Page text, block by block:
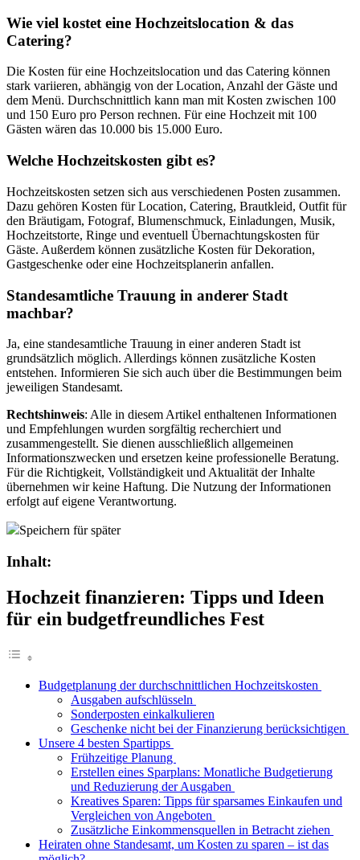
Wie viel kostet eine Hochzeitslocation & das
Catering?
Die Kosten für eine Hochzeitslocation und das Catering können
stark variieren, abhängig von der Location, Anzahl der Gäste und
dem Menü. Durchschnittlich kann man mit Kosten zwischen 100
und 150 Euro pro Person rechnen. Für eine Hochzeit mit 100
Gästen wären das 10.000 bis 15.000 Euro.
Welche Hochzeitskosten gibt es?
Hochzeitskosten setzen sich aus verschiedenen Posten zusammen.
Dazu gehören Kosten für Location, Catering, Brautkleid, Outfit für
den Bräutigam, Fotograf, Blumenschmuck, Einladungen, Musik,
Hochzeitstorte, Ringe und eventuell Übernachtungskosten für
Gäste. Außerdem können zusätzliche Kosten für Dekoration,
Gastgeschenke oder eine Hochzeitsplanerin anfallen.
Standesamtliche Trauung in anderer Stadt
machbar?
Ja, eine standesamtliche Trauung in einer anderen Stadt ist
grundsätzlich möglich. Allerdings können zusätzliche Kosten
entstehen. Informieren Sie sich auch über die Bestimmungen beim
jeweiligen Standesamt.
Rechtshinweis: Alle in diesem Artikel enthaltenen Informationen
und Empfehlungen wurden sorgfältig recherchiert und
zusammengestellt. Sie dienen ausschließlich allgemeinen
Informationszwecken und ersetzen keine professionelle Beratung.
Für die Richtigkeit, Vollständigkeit und Aktualität der Inhalte
übernehmen wir keine Haftung. Die Nutzung der Informationen
erfolgt auf eigene Verantwortung.
Speichern für später
Inhalt:
Hochzeit finanzieren: Tipps und Ideen
für ein budgetfreundliches Fest
Budgetplanung der durchschnittlichen Hochzeitskosten
Ausgaben aufschlüsseln
Sonderposten einkalkulieren
Geschenke nicht bei der Finanzierung berücksichtigen
Unsere 4 besten Spartipps
Frühzeitige Planung
Erstellen eines Sparplans: Monatliche Budgetierung
und Reduzierung der Ausgaben
Kreatives Sparen: Tipps für sparsames Einkaufen und
Vergleichen von Angeboten
Zusätzliche Einkommensquellen in Betracht ziehen
Heiraten ohne Standesamt, um Kosten zu sparen – ist das